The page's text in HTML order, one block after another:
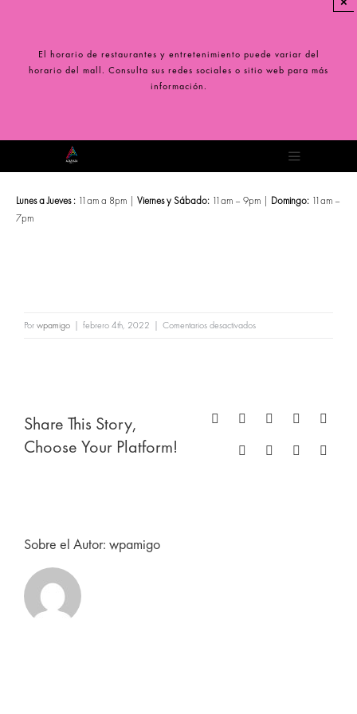
contenidoEl horario de restaurantes y entretenimiento puede variar del
horario del mall. Consulta sus redes sociales o sitio web para más
información.
Toggle
Lunes a Jueves :11am a 8pm | Viernes y Sábado:11am – 9pm | Domingo:11am –
7pm
Porwpamigo | febrero 4th, 2022 | Comentarios desactivadosen
Share This Story,
Choose Your Platform!
Facebook
X RedditLinkedIn
TumblrPinterest
Vk
Correo
Sobre el Autor: wpamigo